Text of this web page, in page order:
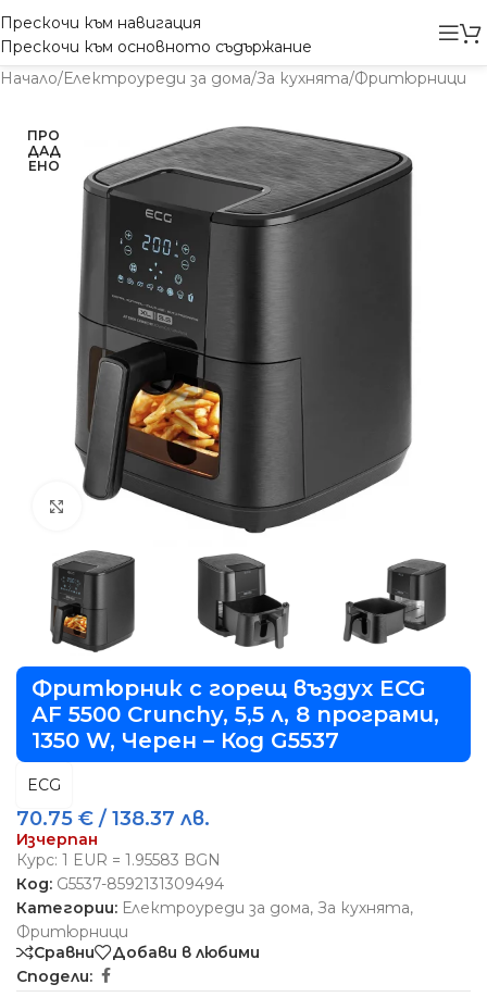
Прескочи към навигация
Прескочи към основното съдържание
Начало/Електроуреди за дома/За кухнята/Фритюрници
ПРО
ДАД
ЕНО
Виж повече
Фритюрник с горещ въздух ECG
AF 5500 Crunchy, 5,5 л, 8 програми,
1350 W, Черен – Код G5537
ECG
70.75 € / 138.37 лв.
Изчерпан
Курс: 1 EUR = 1.95583 BGN
Код: G5537-8592131309494
Категории: Електроуреди за дома, За кухнята,
Фритюрници
Сравни
Добави в любими
Сподели: